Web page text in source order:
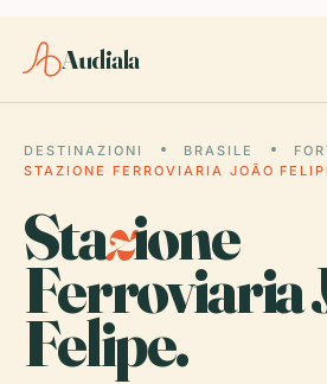
Audiala
DESTINAZIONI BRASILE
STAZIONE FERROVIARIA JOÃO
Stazione
Ferroviaria
Felipe.